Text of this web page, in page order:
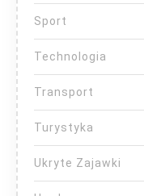
Sport
Technologia
Transport
Turystyka
Ukryte Zajawki